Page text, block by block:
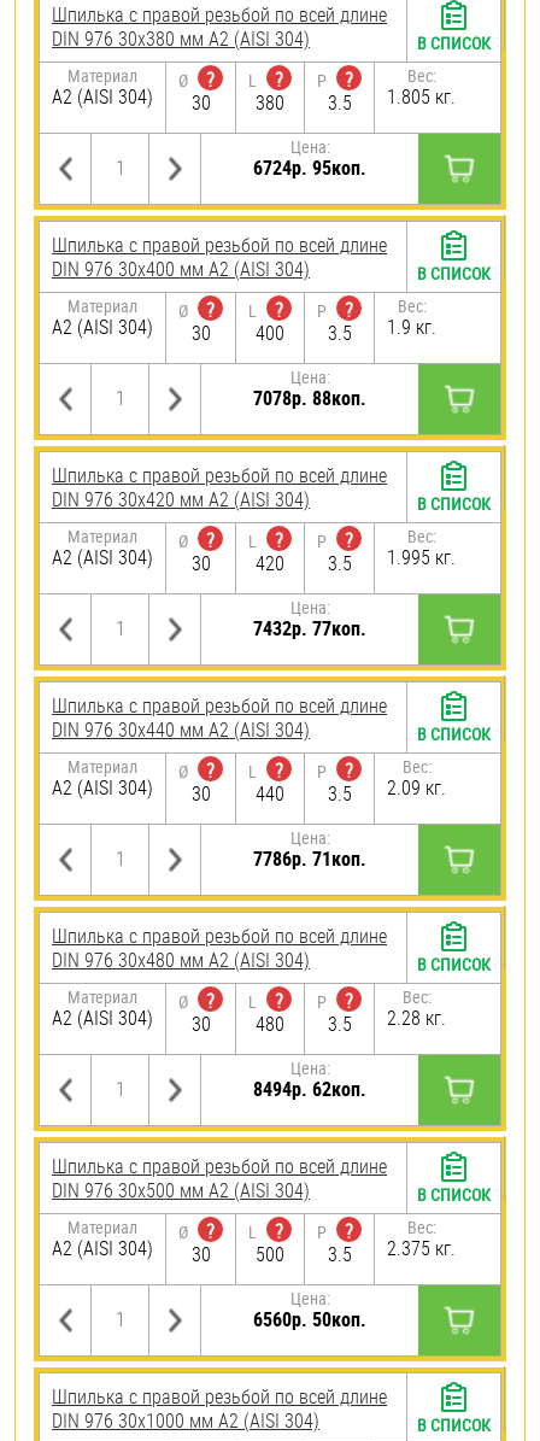
Шпилька с правой резьбой по всей длине
DIN 976 30х380 мм А2 (AISI 304)
Материал
А2 (AISI 304)
Ø
?
30
L
?
380
P
?
3.5
Вес:
1.805 кг.
Цена:
6724р. 95коп.
В СПИСОК
Шпилька с правой резьбой по всей длине
DIN 976 30х400 мм А2 (AISI 304)
Материал
А2 (AISI 304)
Ø
?
30
L
?
400
P
?
3.5
Вес:
1.9 кг.
Цена:
7078р. 88коп.
В СПИСОК
Шпилька с правой резьбой по всей длине
DIN 976 30х420 мм А2 (AISI 304)
Материал
А2 (AISI 304)
Ø
?
30
L
?
420
P
?
3.5
Вес:
1.995 кг.
Цена:
7432р. 77коп.
В СПИСОК
Шпилька с правой резьбой по всей длине
DIN 976 30х440 мм А2 (AISI 304)
Материал
А2 (AISI 304)
Ø
?
30
L
?
440
P
?
3.5
Вес:
2.09 кг.
Цена:
7786р. 71коп.
В СПИСОК
Шпилька с правой резьбой по всей длине
DIN 976 30х480 мм А2 (AISI 304)
Материал
А2 (AISI 304)
Ø
?
30
L
?
480
P
?
3.5
Вес:
2.28 кг.
Цена:
8494р. 62коп.
В СПИСОК
Шпилька с правой резьбой по всей длине
DIN 976 30х500 мм А2 (AISI 304)
Материал
А2 (AISI 304)
Ø
?
30
L
?
500
P
?
3.5
Вес:
2.375 кг.
Цена:
6560р. 50коп.
В СПИСОК
Шпилька с правой резьбой по всей длине
DIN 976 30х1000 мм А2 (AISI 304)
В СПИСОК